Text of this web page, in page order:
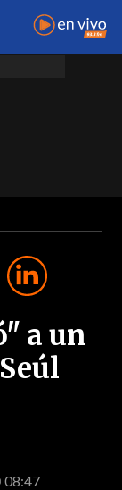
a un
08:47